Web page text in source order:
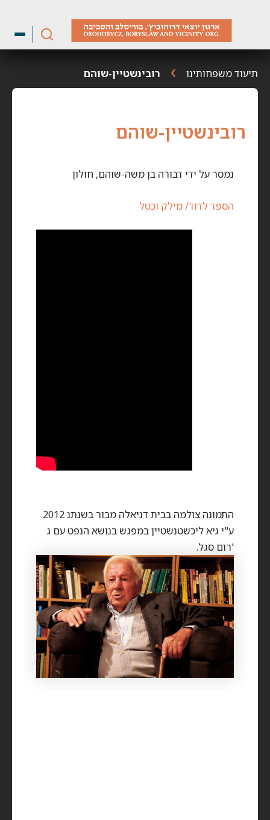
תיעוד משפחותינו רובינשטיין-שוהם
רובינשטיין-שוהם
נמסר על ידי דבורה בן משה-שוהם, חולון
הספד לדוד/ מילק וכטל
התמונה צולמה בבית דניאלה מבור בשנתנ 2012
ע"י גיא ליכשטנשטיין במפגש בנושא הנפט עם ג
'רום סגל.